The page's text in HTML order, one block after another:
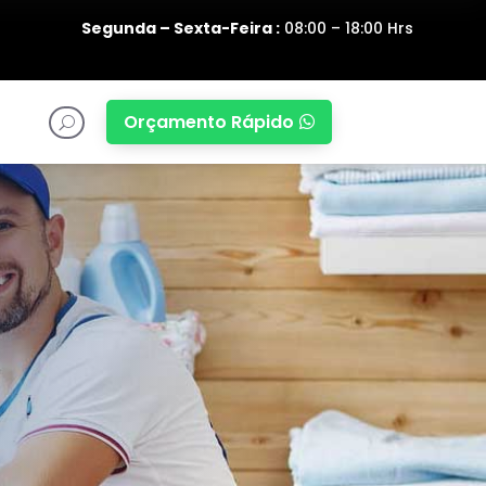
Segunda – Sexta-Feira :08:00 – 18:00 Hrs
U Orçamento Rápido 